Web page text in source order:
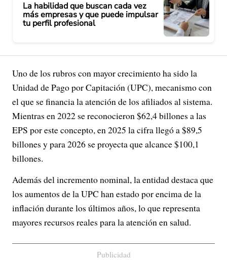
La habilidad que buscan cada vez
más empresas y que puede impulsar
tu perfil profesional
Uno de los rubros con mayor crecimiento ha sido la
Unidad de Pago por Capitación (UPC), mecanismo con
el que se financia la atención de los afiliados al sistema.
Mientras en 2022 se reconocieron $62,4 billones a las
EPS por este concepto, en 2025 la cifra llegó a $89,5
billones y para 2026 se proyecta que alcance $100,1
billones.
Además del incremento nominal, la entidad destaca que
los aumentos de la UPC han estado por encima de la
inflación durante los últimos años, lo que representa
mayores recursos reales para la atención en salud.
Publicidad